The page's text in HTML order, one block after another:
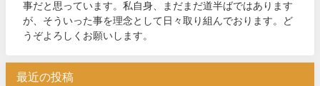
事だと思っています。私自身、まだまだ道半ばではあります
が、そういった事を理念として日々取り組んでおります。ど
うぞよろしくお願いします。
最近の投稿